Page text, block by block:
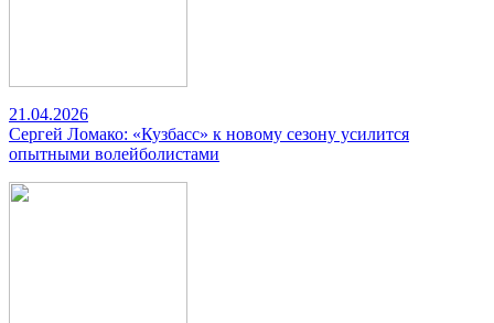
21.04.2026
Сергей Ломако: «Кузбасс» к новому сезону усилится
опытными волейболистами